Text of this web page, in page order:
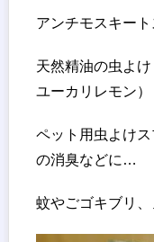
アンチモスキー
天然精油の虫よ
ユーカリレモン
ペット用虫よけ
の消臭などに…
蚊やごゴキブリ